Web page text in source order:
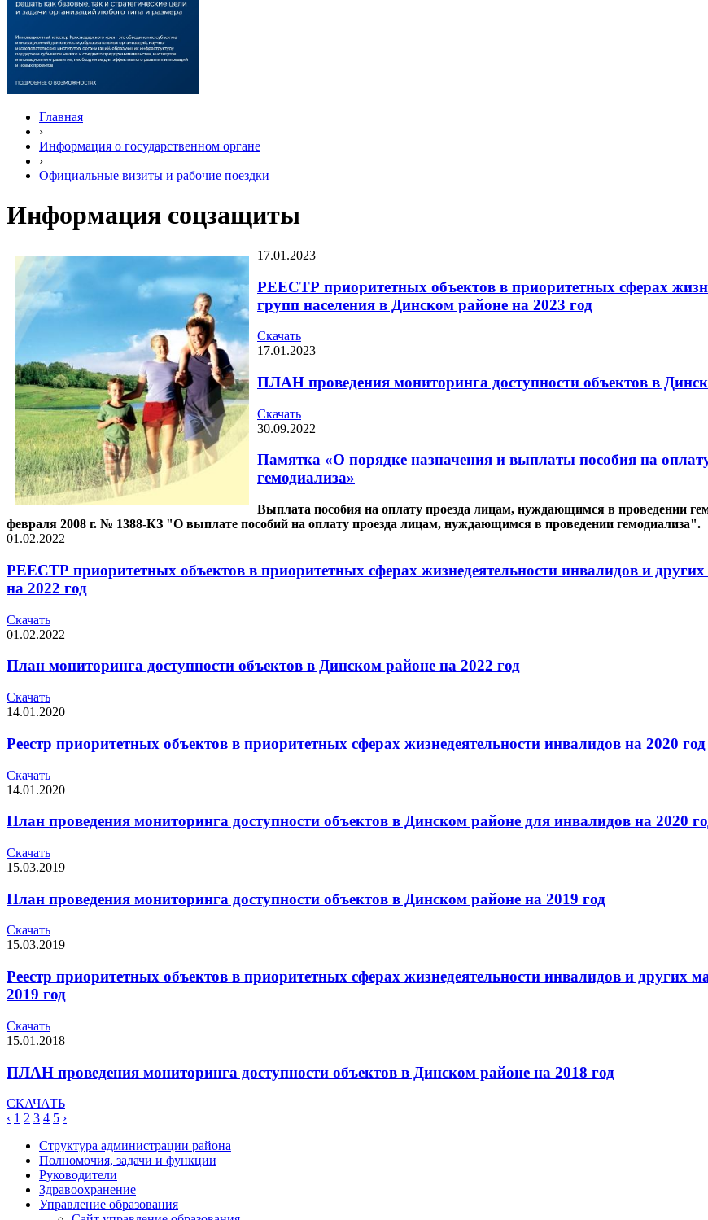
Главная
›
Информация о государственном органе
›
Официальные визиты и рабочие поездки
Информация соцзащиты
17.01.2023
РЕЕСТР приоритетных объектов в приоритетных сферах
групп населения в Динском районе на 2023 год
Скачать
17.01.2023
ПЛАН проведения мониторинга доступности объектов в
Скачать
30.09.2022
Памятка «О порядке назначения и выплаты пособия на
гемодиализа»
Выплата пособия на оплату проезда лицам, нуждающимся в проведении
февраля 2008 г. № 1388-КЗ "О выплате пособий на оплату проезда лицам, нуждающимся в проведении гемодиализа".
01.02.2022
РЕЕСТР приоритетных объектов в приоритетных сферах жизнедеятельности инвалидов и
на 2022 год
Скачать
01.02.2022
План мониторинга доступности объектов в Динском районе на 2022 год
Скачать
14.01.2020
Реестр приоритетных объектов в приоритетных сферах жизнедеятельности инвалидов на 2020 год
Скачать
14.01.2020
План проведения мониторинга доступности объектов в Динском районе для инвалидов на 2020
Скачать
15.03.2019
План проведения мониторинга доступности объектов в Динском районе на 2019 год
Скачать
15.03.2019
Реестр приоритетных объектов в приоритетных сферах жизнедеятельности инвалидов и
2019 год
Скачать
15.01.2018
ПЛАН проведения мониторинга доступности объектов в Динском районе на 2018 год
СКАЧАТЬ
‹ 1 2 3 4 5 ›
Структура администрации района
Полномочия, задачи и функции
Руководители
Здравоохранение
Управление образования